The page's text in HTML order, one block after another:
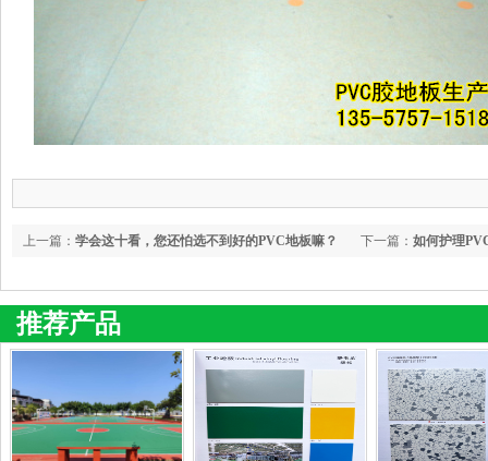
下一篇： 如何护理
上一篇： 学会这十看，您还怕选不到好的PVC地板嘛？
推荐产品